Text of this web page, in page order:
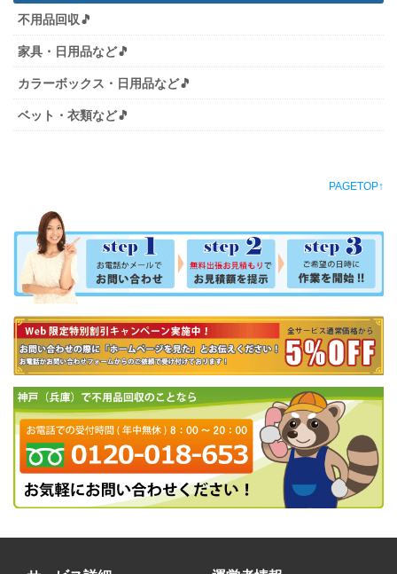
不用品回収🎵
家具・日用品など🎵
カラーボックス・日用品など🎵
ベット・衣類など🎵
PAGETOP↑